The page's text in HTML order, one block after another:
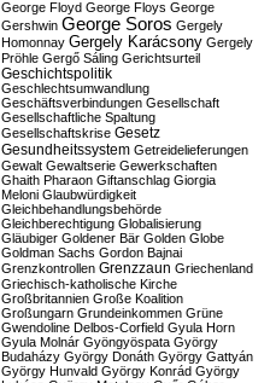
George Floyd George Floys George
Gershwin George Soros Gergely
Homonnay Gergely Karácsony Gergely
Pröhle Gergő Sáling Gerichtsurteil
Geschichtspolitik
Geschlechtsumwandlung
Geschäftsverbindungen Gesellschaft
Gesellschaftliche Spaltung
Gesellschaftskrise Gesetz
Gesundheitssystem Getreidelieferungen
Gewalt Gewaltserie Gewerkschaften
Ghaith Pharaon Giftanschlag Giorgia
Meloni Glaubwürdigkeit
Gleichbehandlungsbehörde
Gleichberechtigung Globalisierung
Gläubiger Goldener Bär Golden Globe
Goldman Sachs Gordon Bajnai
Grenzkontrollen Grenzzaun Griechenland
Griechisch-katholische Kirche
Großbritannien Große Koalition
Großungarn Grundeinkommen Grüne
Gwendoline Delbos-Corfield Gyula Horn
Gyula Molnár Gyöngyöspata György
Budaházy György Donáth György Gattyán
György Hunvald György Konrád György